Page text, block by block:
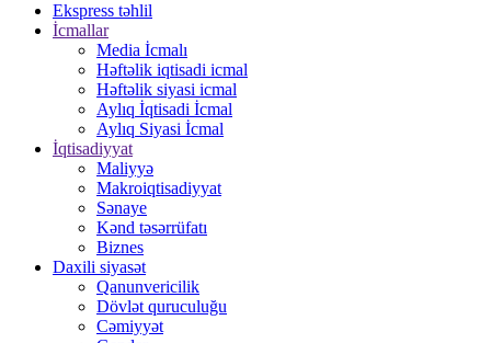
Ekspress təhlil
İcmallar
Media İcmalı
Həftəlik iqtisadi icmal
Həftəlik siyasi icmal
Aylıq İqtisadi İcmal
Aylıq Siyasi İcmal
İqtisadiyyat
Maliyyə
Makroiqtisadiyyat
Sənaye
Kənd təsərrüfatı
Biznes
Daxili siyasət
Qanunvericilik
Dövlət quruculuğu
Cəmiyyət